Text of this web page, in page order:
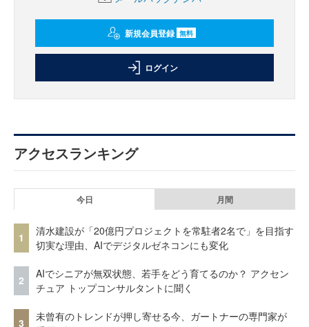
新規会員登録 無料
ログイン
アクセスランキング
今日 月間
1
清水建設が「20億円プロジェクトを常駐者2名で」を目指す
切実な理由、AIでデジタルゼネコンにも変化
2
AIでシニアが無双状態、若手をどう育てるのか？ アクセン
チュア トップコンサルタントに聞く
3
未曾有のトレンドが押し寄せる今、ガートナーの専門家が